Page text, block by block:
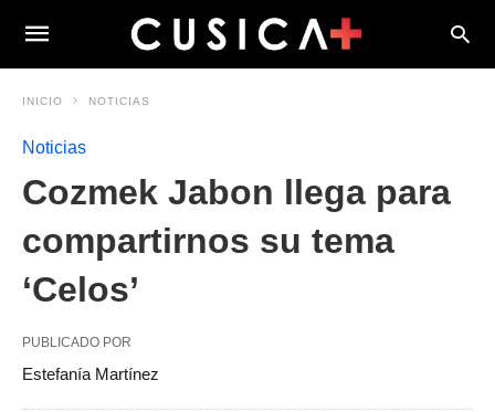
INICIO NOTICIAS
Noticias
Cozmek Jabon llega para
compartirnos su tema
‘Celos’
PUBLICADO POR
Estefanía Martínez